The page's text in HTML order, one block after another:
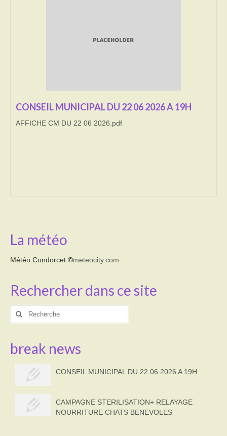
LE BRULAGE DES VEGETAUX
DECHETS VERTS
CONSEIL MUNICIPAL DU 22 06 2026 A 19H
AFFICHE CM DU 22 06 2026.pdf
La météo
Météo Condorcet ©meteocity.com
Rechercher dans ce site
Rechercher
break news
CONSEIL MUNICIPAL DU 22 06 2026 A 19H
CAMPAGNE STERILISATION+ RELAYAGE
NOURRITURE CHATS BENEVOLES